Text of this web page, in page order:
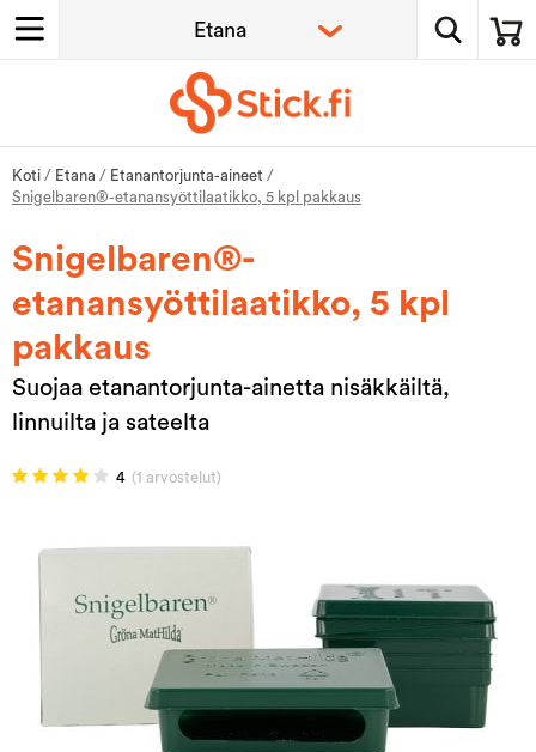
Koti / Etana / Etanantorjunta-aineet /
Snigelbaren®-etanansyöttilaatikko, 5 kpl pakkaus
Snigelbaren®-
etanansyöttilaatikko, 5 kpl
pakkaus
Suojaa etanantorjunta-ainetta nisäkkäiltä,
linnuilta ja sateelta
4 (1 arvostelut)